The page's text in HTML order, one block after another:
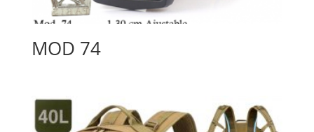
MOD 74